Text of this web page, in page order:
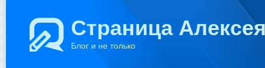
Страница
Блог и не только